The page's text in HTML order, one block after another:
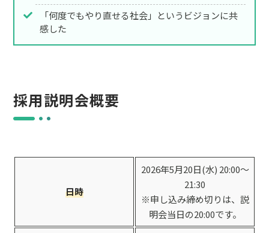
「何度でもやり直せる社会」というビジョンに共
感した
採用説明会概要
日時
2026年5月20日(水) 20:00〜
21:30
※申し込み締め切りは、説
明会当日の20:00です。